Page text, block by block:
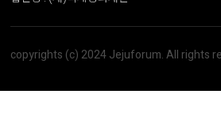
copyrights (c) 2024 Jejuforum. All rights